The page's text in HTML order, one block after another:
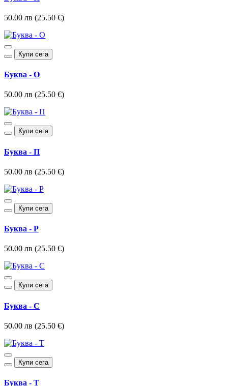
50.00 лв (25.50 €)
Купи сега
Буква - О
50.00 лв (25.50 €)
Купи сега
Буква - П
50.00 лв (25.50 €)
Купи сега
Буква - Р
50.00 лв (25.50 €)
Купи сега
Буква - С
50.00 лв (25.50 €)
Купи сега
Буква - Т